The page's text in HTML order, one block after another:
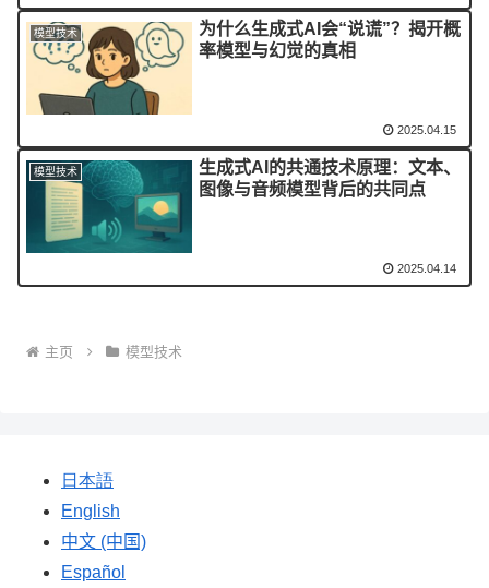
模型技术
为什么生成式AI会“说谎”？揭开概
率模型与幻觉的真相
2025.04.15
模型技术
生成式AI的共通技术原理：文本、
图像与音频模型背后的共同点
2025.04.14
主页 模型技术
日本語
English
中文 (中国)
Español